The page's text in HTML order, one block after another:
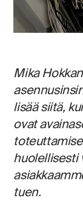
Mika
lisää siitä,
ovat
huolellisesti
tuen.